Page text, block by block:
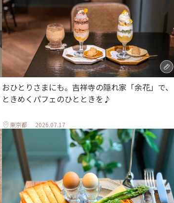
おひとりさまにも。吉祥寺の隠れ家「余花」で、
ときめくパフェのひとときを♪
東京都 2026.07.17